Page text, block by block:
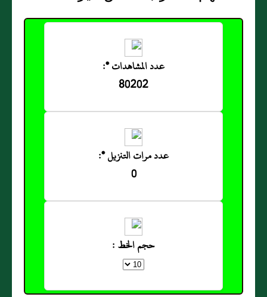
عدد المشاهدات *:
80202
عدد مرات التنزيل *:
0
حجم الخط :